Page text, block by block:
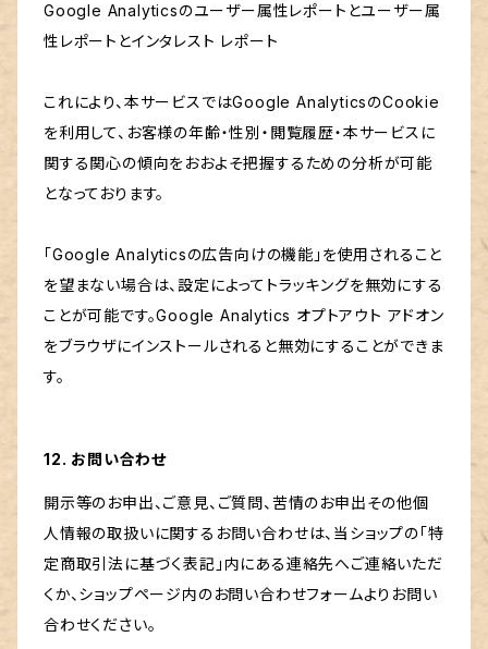
Google Analyticsのユーザー属性レポートとユーザー属
性レポートとインタレスト レポート
これにより、本サービスではGoogle AnalyticsのCookie
を利用して、お客様の年齢・性別・閲覧履歴・本サービスに
関する関心の傾向をおおよそ把握するための分析が可能
となっております。
「Google Analyticsの広告向けの機能」を使用されること
を望まない場合は、設定によってトラッキングを無効にする
ことが可能です。Google Analytics オプトアウト アドオン
をブラウザにインストールされると無効にすることができま
す。
12. お問い合わせ
開示等のお申出、ご意見、ご質問、苦情のお申出その他個
人情報の取扱いに関するお問い合わせは、当ショップの「特
定商取引法に基づく表記」内にある連絡先へご連絡いただ
くか、ショップページ内のお問い合わせフォームよりお問い
合わせください。